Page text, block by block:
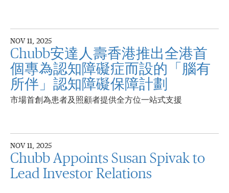
NOV 11, 2025
Chubb安達人壽香港推出全港首
個專為認知障礙症而設的「腦有
所伴」認知障礙保障計劃
市場首創為患者及照顧者提供全方位一站式支援
NOV 11, 2025
Chubb Appoints Susan Spivak to
Lead Investor Relations